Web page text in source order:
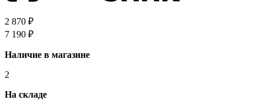
2 870 ₽
7 190 ₽
Наличие в магазине
2
На складе